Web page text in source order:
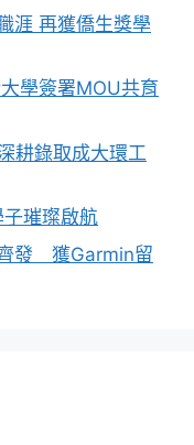
涯 再獲僑生獎學
學簽署MOU共育
耕錄取成大環工
璀璨啟航
發 獲Garmin留